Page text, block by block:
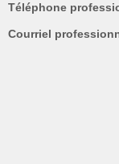
Téléphone
Courriel